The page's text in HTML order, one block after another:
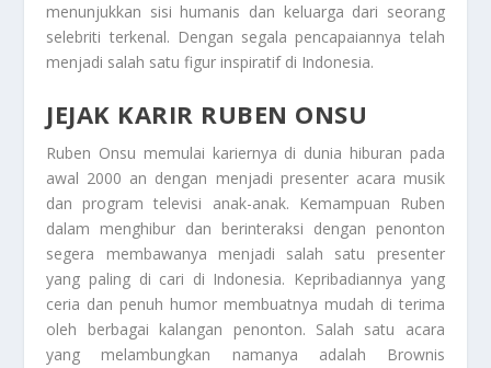
menunjukkan sisi humanis dan keluarga dari seorang
selebriti terkenal. Dengan segala pencapaiannya telah
menjadi salah satu figur inspiratif di Indonesia.
JEJAK KARIR RUBEN ONSU
Ruben Onsu memulai kariernya di dunia hiburan pada
awal 2000 an dengan menjadi presenter acara musik
dan program televisi anak-anak. Kemampuan Ruben
dalam menghibur dan berinteraksi dengan penonton
segera membawanya menjadi salah satu presenter
yang paling di cari di Indonesia. Kepribadiannya yang
ceria dan penuh humor membuatnya mudah di terima
oleh berbagai kalangan penonton. Salah satu acara
yang melambungkan namanya adalah Brownis